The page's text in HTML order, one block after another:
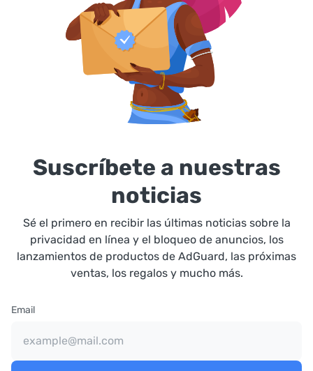
Suscríbete a nuestras
noticias
Sé el primero en recibir las últimas noticias sobre la
privacidad en línea y el bloqueo de anuncios, los
lanzamientos de productos de AdGuard, las próximas
ventas, los regalos y mucho más.
Email